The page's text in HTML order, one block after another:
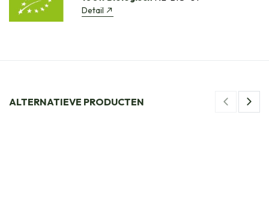
Detail
ALTERNATIEVE PRODUCTEN